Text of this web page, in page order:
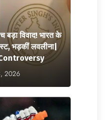
विवाद! भारत के
भड़कीं लवलीना|
2026